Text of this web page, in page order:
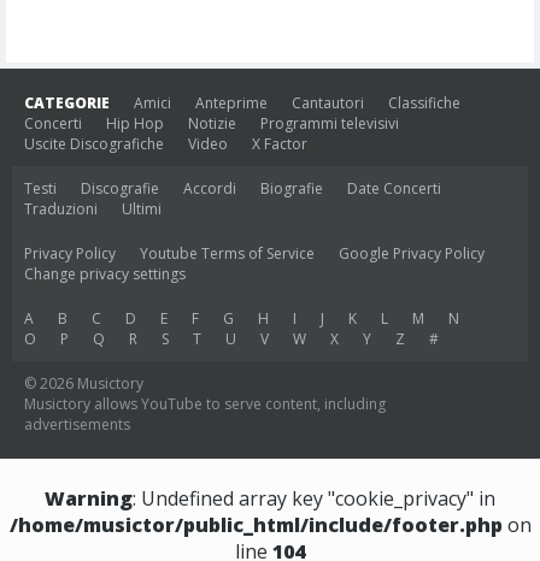
Marracash
(Annalisa Scarrone)
Comuni Immortali
(Achille Lauro)
So Easy (To Fall In Love)
(Olivia Dean)
Serenamente
(Juli)
CATEGORIE Amici Anteprime Cantautori
Classifiche
Concerti
Hip Hop Notizie
Programmi televisivi
Uscite Discografiche
Video X Factor
Testi Discografie Accordi Biografie
Date Concerti
Traduzioni
Ultimi
Privacy Policy Youtube Terms of Service
Google Privacy Policy
Change privacy settings
A B C D E F G H I J K L M
N
O
P Q R S T U V W X Y Z #
© 2026 Musictory
Musictory allows YouTube to serve content, including
advertisements
Warning: Undefined array key "cookie_privacy" in
/home/musictor/public_html/include/footer.php on
line 104